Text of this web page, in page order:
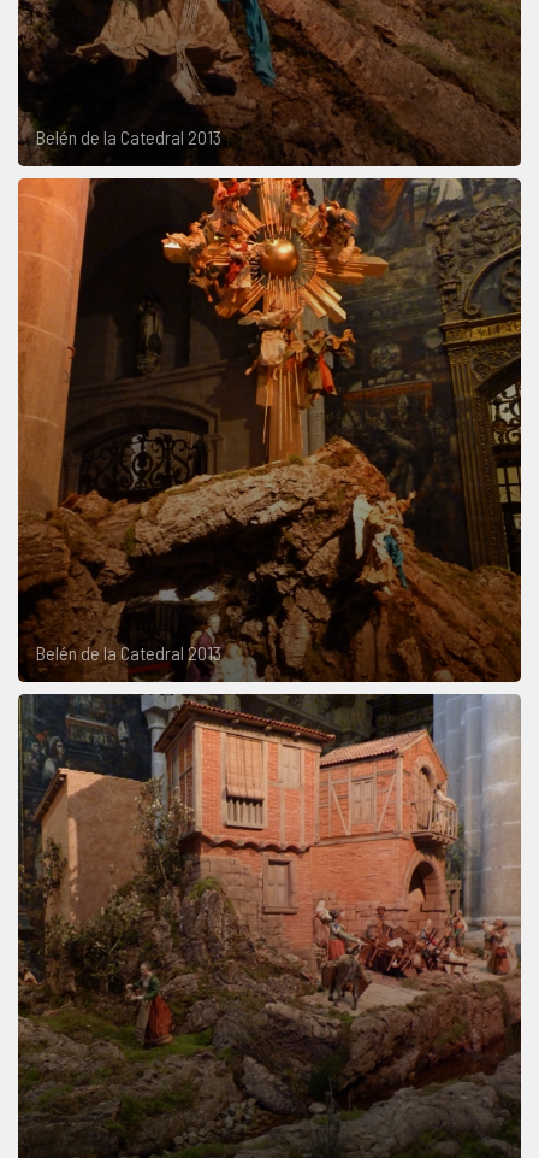
Belén de la Catedral 2013
Belén de la Catedral 2013